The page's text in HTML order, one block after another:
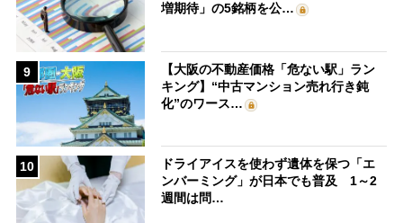
増期待」の5銘柄を公…
9
【大阪の不動産価格「危ない駅」ラン
キング】“中古マンション売れ行き鈍
化”のワース…
10
ドライアイスを使わず遺体を保つ「エ
ンバーミング」が日本でも普及 1～2
週間は問…